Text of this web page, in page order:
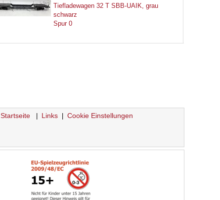
Tiefladewagen 32 T SBB-UAIK, grau
schwarz
Spur 0
Startseite Links Cookie Einstellungen